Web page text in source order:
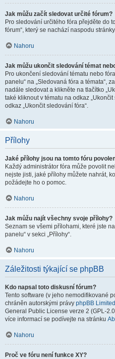
Jak můžu začít sledovat určité fórum?
Pro sledování určitého fóra přejděte do
fórum“, který se nachází naspodu
Nahoru
Jak můžu ukončit sledování témat
Pro ukončení sledování tématu nebo
panelu“ na „Sledovaná fóra a témata“,
nadále sledovat a klikněte na tlačítko
také kliknout v tématu na odkaz
odkaz „Ukončit sledování fóra“.
Nahoru
Přílohy
Jaké přílohy jsou na tomto fóru
Každý administrátor fóra může povolit
nejste jisti, jaké přílohy můžete nahrát,
požádejte ho o pomoc.
Nahoru
Jak můžu najít všechny svoje přílohy?
Seznam se všemi přílohami, které jste
panelu“ v sekci „Přílohy“.
Nahoru
Záležitosti týkající se phpBB
Kdo napsal toto diskusní fórum?
Tento software (v jeho nemodifikované
chráněn autorskými právy phpBB Limited
General Public License verze 2 (GPL-
více informací se podívejte na stránku
Nahoru
Proč ve fóru není funkce XY?